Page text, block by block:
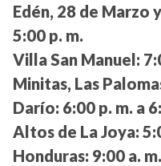
Edén, 28 de Marzo
5:00 p. m.
Villa San Manuel:
Minitas, Las
Darío: 6:00 p. m. a
Altos de La Joya:
Honduras: 9:00 a.